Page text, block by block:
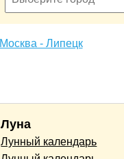
Москва - Липецк
Луна
Лунный календарь